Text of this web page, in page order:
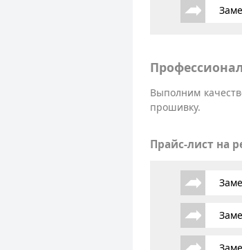
Выполним
прошивку.
Прайс-лист на